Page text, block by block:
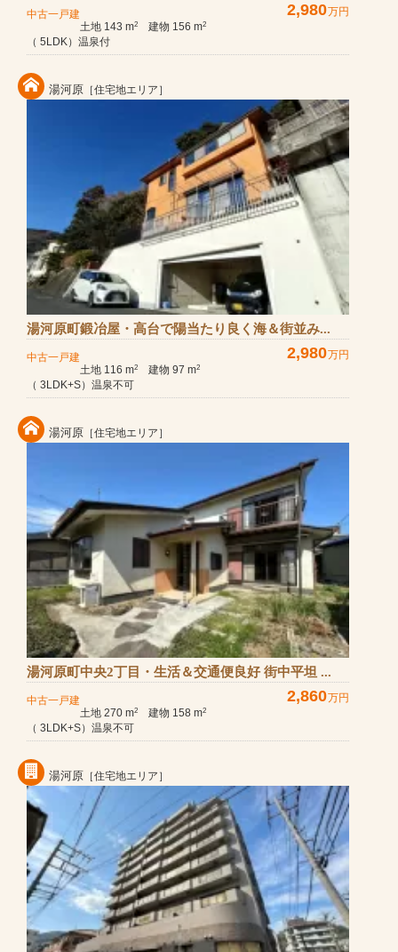
中古一戸建 2,980万円
土地 143 m2 建物 156 m2
（ 5LDK）温泉付
湯河原 ［住宅地エリア］
湯河原町鍛冶屋・高台で陽当たり良く海＆街並み...
中古一戸建 2,980万円
土地 116 m2 建物 97 m2
（ 3LDK+S）温泉不可
湯河原 ［住宅地エリア］
湯河原町中央2丁目・生活＆交通便良好 街中平坦 ...
中古一戸建 2,860万円
土地 270 m2 建物 158 m2
（ 3LDK+S）温泉不可
湯河原 ［住宅地エリア］